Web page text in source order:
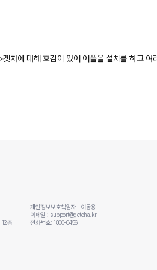
차에 대해 호감이 있어 어플을 설치를 하고 여
생각 중에 있는
12층
개인정보보호책임자 : 이동용
이메일 : support@getcha.kr
전화번호: 1800-0456